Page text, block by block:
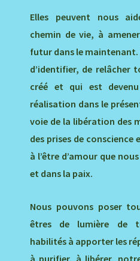
Elles peuvent nous
chemin de vie, à
futur dans le
d’identifier, de relâcher
créé et qui est
réalisation dans le
voie de la libération des
des prises de conscience
à l’être d’amour que
et dans la paix.
Nous pouvons poser
êtres de lumière de
habilités à apporter les
à purifier, à libérer,